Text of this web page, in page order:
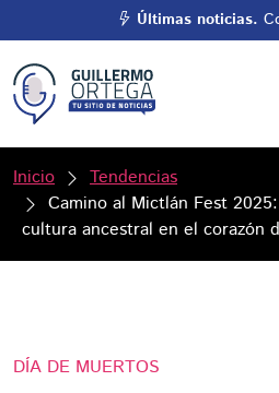
Últimas noticias.
Inicio
Tendencias
Camino al Mictlán Fest
cultura ancestral en el corazón
DÍA DE MUERTOS